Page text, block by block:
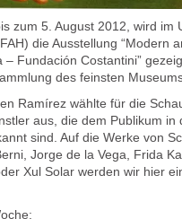
zum 5. August 2012, wird im
die Ausstellung “Modern
Fundación Costantini”
des feinsten
Ramírez wählte für die
aus, die dem Publikum in
sind. Auf die Werke von
Jorge de la Vega, Frida
Xul Solar werden wir hier